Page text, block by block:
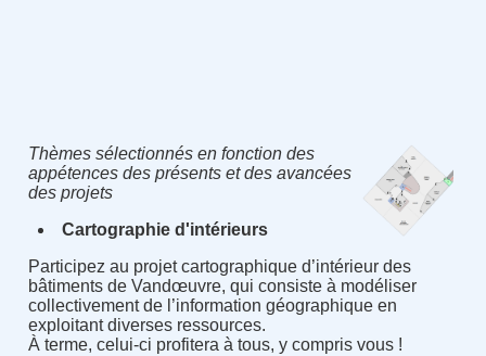
Thèmes sélectionnés en fonction des
appétences des présents et des avancées
des projets
Cartographie d'intérieurs
Participez au projet cartographique d’intérieur des
bâtiments de Vandœuvre, qui consiste à modéliser
collectivement de l’information géographique en
exploitant diverses ressources.
À terme, celui-ci profitera à tous, y compris vous !